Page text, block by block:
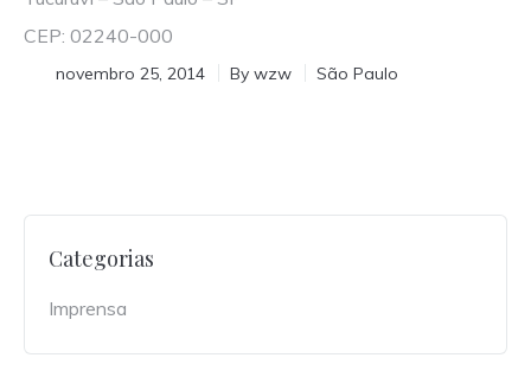
CEP: 02240-000
novembro 25, 2014 By wzw São Paulo
Categorias
Imprensa